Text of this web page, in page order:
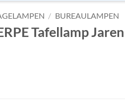
/ BUREAULAMPEN
Tafellamp